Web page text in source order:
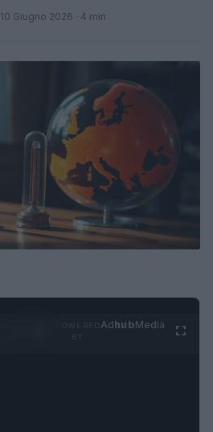
10 Giugno 2026 · 4 min
AdhubMedia